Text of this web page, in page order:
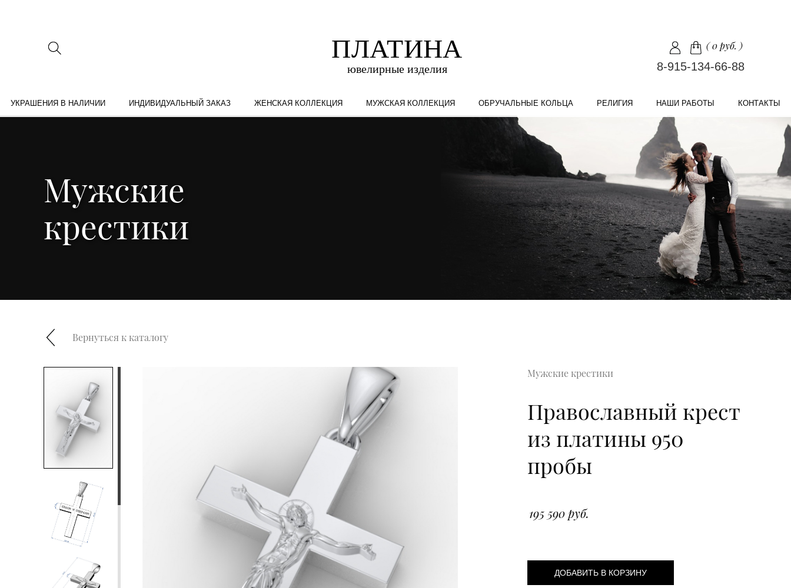
(0 руб. )
8-915-134-66-88
УКРАШЕНИЯ В НАЛИЧИИ ИНДИВИДУАЛЬНЫЙ ЗАКАЗ ЖЕНСКАЯ КОЛЛЕКЦИЯ МУЖСКАЯ КОЛЛЕКЦИЯ ОБРУЧАЛЬНЫЕ КОЛЬЦА РЕЛИГИЯ НАШИ РАБОТЫ КОНТАКТЫ
Мужские
крестики
Вернуться к каталогу
Мужские крестики
Православный крест
из платины 950
пробы
195 590 руб.
ДОБАВИТЬ В КОРЗИНУ